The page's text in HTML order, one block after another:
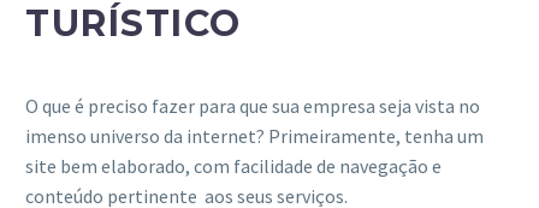
TURÍSTICO
O que é preciso fazer para que sua empresa seja vista no
imenso universo da internet? Primeiramente, tenha um
site bem elaborado, com facilidade de navegação e
conteúdo pertinente aos seus serviços.